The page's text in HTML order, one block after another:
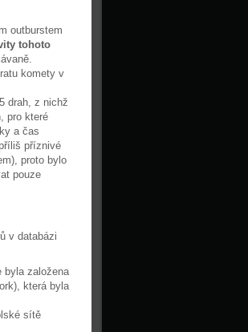
outburstem
tohoto
komety v
drah, z nichž
pro které
a čas
příznivé
proto bylo
pouze
v databázi
byla založena
která byla
sítě